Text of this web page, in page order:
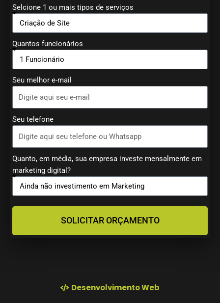
Selcione 1 ou mais tipos de serviços
Quantos funcionários
Seu melhor e-mail
Seu telefone
Quanto, em média, sua empresa investe mensalmente em
marketing digital?
SOLICITAR ORÇAMENTO
Desenvolvimento Web